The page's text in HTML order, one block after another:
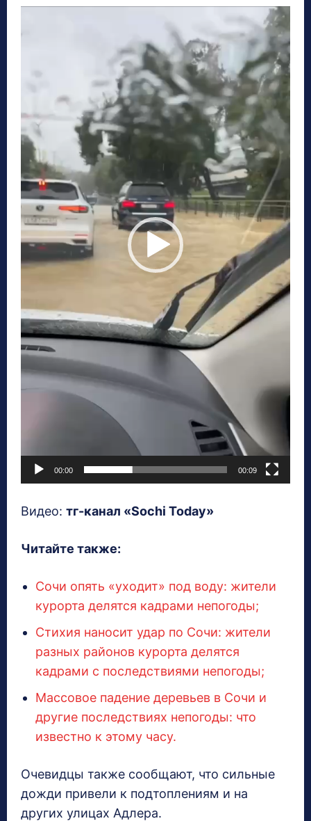
п
л
е
р
00:00 00:09
Видео: тг-канал «Sochi Today»
Читайте также:
Сочи опять «уходит» под воду: жители
курорта делятся кадрами непогоды;
Стихия наносит удар по Сочи: жители
разных районов курорта делятся
кадрами с последствиями непогоды;
Массовое падение деревьев в Сочи и
другие последствиях непогоды: что
известно к этому часу.
Очевидцы также сообщают, что сильные
дожди привели к подтоплениям и на
других улицах Адлера.